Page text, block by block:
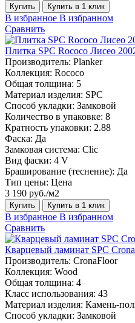
Купить Купить в 1 клик
В избранное В избранном
Сравнить
Плитка SPC Rococo Лисео
Производитель: Planker
Коллекция: Rococo
Общая толщина: 5
Материал изделия: SPC
Способ укладки: Замковой
Количество в упаковке: 8
Кратность упаковки: 2.88
Фаска: Да
Замковая система: Сlic
Вид фаски: 4 V
Браширование (теснение): Да
Тип цены: Цена
3 190 руб./м2
Купить Купить в 1 клик
В избранное В избранном
Сравнить
Кварцевый ламинат SPC
Производитель: CronaFloor
Коллекция: Wood
Общая толщина: 4
Класс использования: 43
Материал изделия: Камень-
Способ укладки: Замковой